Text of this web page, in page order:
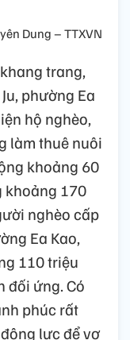
Dung – TTXVN
trang,
phường Ea
hộ nghèo,
làm thuê nuôi
khoảng 60
khoảng 170
nghèo cấp
Ea Kao,
110 triệu
đối ứng. Có
phúc rất
lực để vợ